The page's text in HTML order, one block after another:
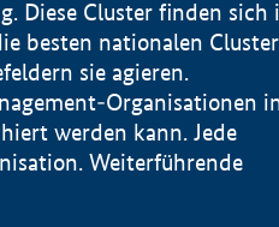
Diese Cluster finden sich
besten nationalen
sie agieren.
Organisationen
werden kann. Jede
Weiterführende